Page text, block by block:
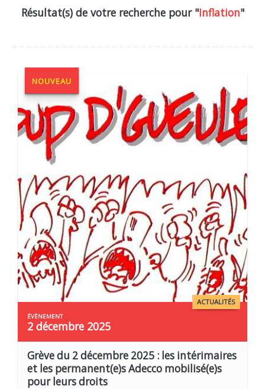
Résultat(s) de votre recherche pour "Inflation"
NOUVEAU
ACTUALITÉS
2 décembre 2025
Grève du 2 décembre 2025 : les intérimaires
et les permanent(e)s Adecco mobilisé(e)s
pour leurs droits